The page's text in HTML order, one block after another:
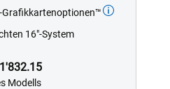
Grafikkartenoptionen™
16"-System
Modells